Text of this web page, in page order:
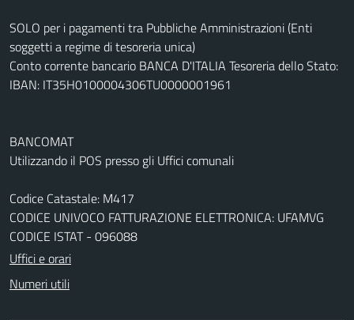
SOLO per i pagamenti tra Pubbliche Amministrazioni (Enti
soggetti a regime di tesoreria unica)
Conto corrente bancario BANCA D'ITALIA Tesoreria dello Stato:
IBAN: IT35H0100004306TU0000001961
BANCOMAT
Utilizzando il POS presso gli Uffici comunali
Codice Catastale: M417
CODICE UNIVOCO FATTURAZIONE ELETTRONICA: UFAMVG
CODICE ISTAT - 096088
Uffici e orari
Numeri utili